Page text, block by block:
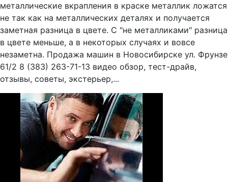
металлические вкрапления в краске металлик ложатся
не так как на металлических деталях и получается
заметная разница в цвете. С "не металликами" разница
в цвете меньше, а в некоторых случаях и вовсе
незаметна. Продажа машин в Новосибирске ул. Фрунзе
61/2 8 (383) 263-71-13 видео обзор, тест-драйв,
отзывы, советы, экстерьер,...